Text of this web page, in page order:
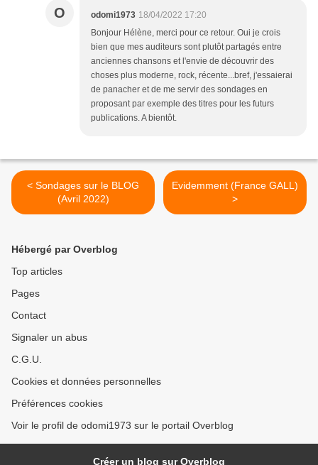
O odomi1973 18/04/2022 17:20
Bonjour Hélène, merci pour ce retour. Oui je crois
bien que mes auditeurs sont plutôt partagés entre
anciennes chansons et l'envie de découvrir des
choses plus moderne, rock, récente...bref, j'essaierai
de panacher et de me servir des sondages en
proposant par exemple des titres pour les futurs
publications. A bientôt.
< Sondages sur le BLOG
(Avril 2022)
Evidemment (France GALL)
>
Hébergé par Overblog
Top articles
Pages
Contact
Signaler un abus
C.G.U.
Cookies et données personnelles
Préférences cookies
Voir le profil de odomi1973 sur le portail Overblog
Créer un blog sur Overblog